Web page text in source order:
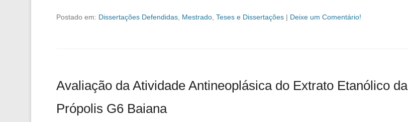
Postado em: Dissertações Defendidas Mestrado Teses e Dissertações | Deixe um Comentário!
Avaliação da Atividade Antineoplásica do Extrato Etanólico da
Própolis G6 Baiana